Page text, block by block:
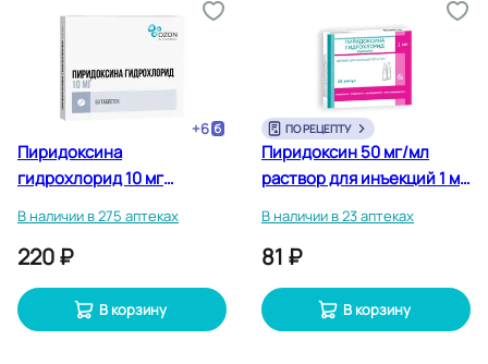
+6
Пиридоксина
гидрохлорид 10 мг
В наличии в 275 аптеках
220 ₽
В корзину
ПО РЕЦЕПТУ
Пиридоксин 50 мг/мл
раствор для инъекций 1 мл
В наличии в 23 аптеках
81 ₽
В корзину